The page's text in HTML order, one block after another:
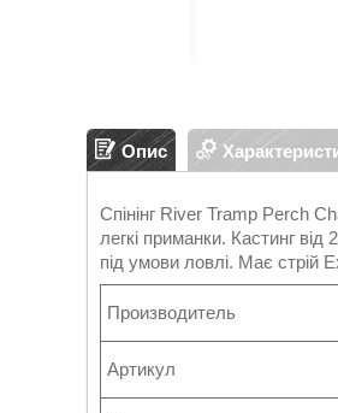
Опис
Спінінг River Tramp Perch
легкі приманки. Кастинг
під умови ловлі. Має стрій
Производитель
Артикул